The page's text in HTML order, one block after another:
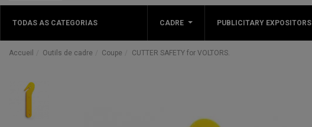
TODAS AS CATEGORIAS CADRE PUBLICITARY EXPOSITORS
Accueil Outils de cadre Coupe CUTTER SAFETY for VOLTORS.